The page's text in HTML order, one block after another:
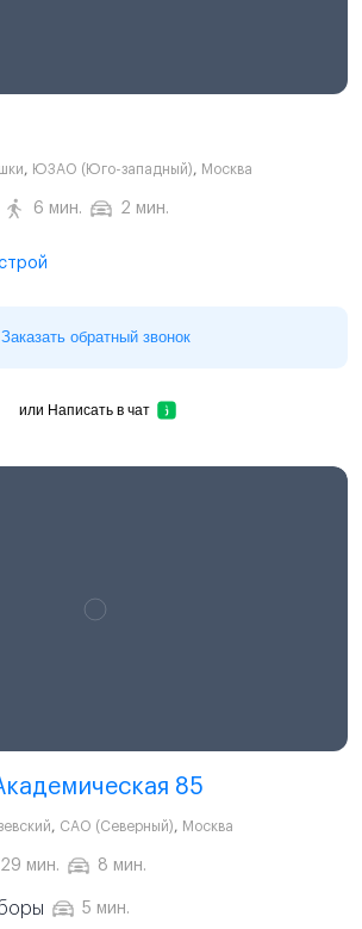
, ЮЗАО (Юго-западный), Москва
6 мин. 2 мин.
Заказать обратный звонок
или Написать в чат
85
, САО (Северный), Москва
29 мин. 8 мин.
5 мин.